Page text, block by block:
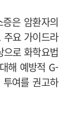
은 암환자의
요 가이드라
로 화학요법
해 예방적 G-
여를 권고하